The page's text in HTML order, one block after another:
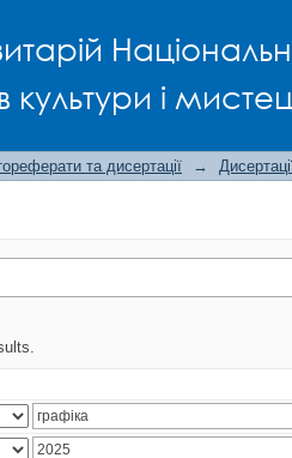
культури і
та дисертації →